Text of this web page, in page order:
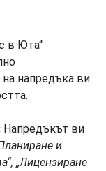
в Юта“
на напредъка ви
Напредъкът ви
и
„Лицензиране